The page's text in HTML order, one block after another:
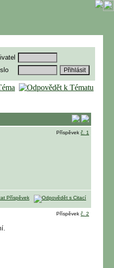
Příspěvek č. 1
Příspěvek č. 2